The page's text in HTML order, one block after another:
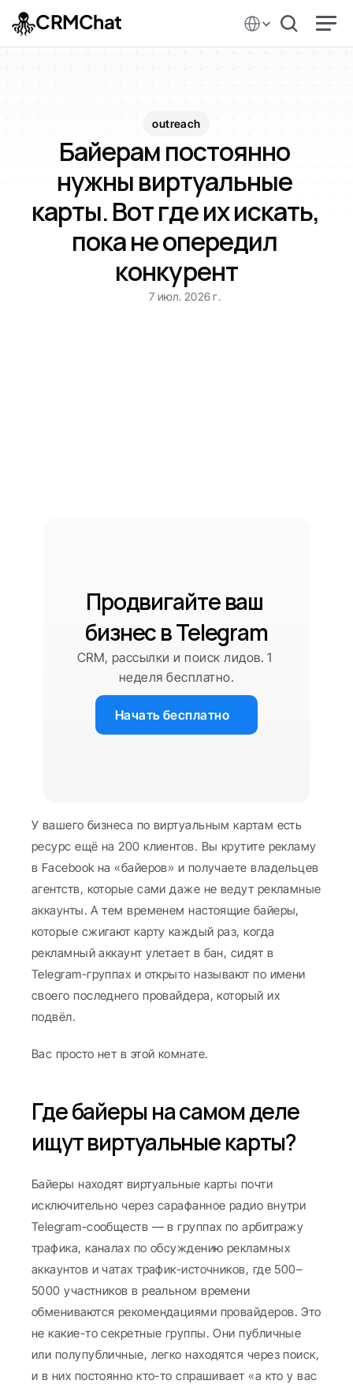
outreach
Байерам постоянно
нужны виртуальные
карты. Вот где их искать,
пока не опередил
конкурент
7 июл. 2026 г.
Продвигайте ваш
бизнес в Telegram
CRM, рассылки и поиск лидов. 1
неделя бесплатно.
Начать бесплатно
У вашего бизнеса по виртуальным картам есть
ресурс ещё на 200 клиентов. Вы крутите рекламу
в Facebook на «байеров» и получаете владельцев
агентств, которые сами даже не ведут рекламные
аккаунты. А тем временем настоящие байеры,
которые сжигают карту каждый раз, когда
рекламный аккаунт улетает в бан, сидят в
Telegram-группах и открыто называют по имени
своего последнего провайдера, который их
подвёл.
Вас просто нет в этой комнате.
Где байеры на самом деле
ищут виртуальные карты?
Байеры находят виртуальные карты почти
исключительно через сарафанное радио внутри
Telegram-сообществ — в группах по арбитражу
трафика, каналах по обсуждению рекламных
аккаунтов и чатах трафик-источников, где 500–
5000 участников в реальном времени
обмениваются рекомендациями провайдеров. Это
не какие-то секретные группы. Они публичные
или полупубличные, легко находятся через поиск,
и в них постоянно кто-то спрашивает «а кто у вас
CRMChat